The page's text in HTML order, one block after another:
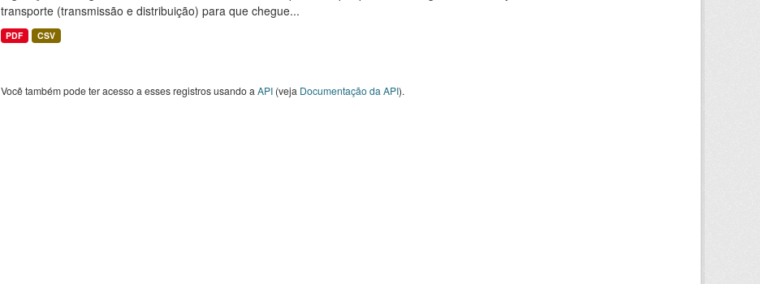
transporte (transmissão e distribuição) para que chegue...
PDF CSV
Você também pode ter acesso a esses registros usando a API(veja Documentação da API).